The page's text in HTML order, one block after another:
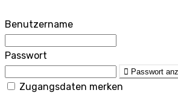
Benutzername
Passwort
Passwort
Zugangsdaten merken